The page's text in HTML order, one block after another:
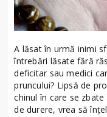
A lăsat în urmă inimi
întrebări lăsate fără
deficitar sau medici
pruncului? Lipsă de
chinul în care se
de durere, vrea să